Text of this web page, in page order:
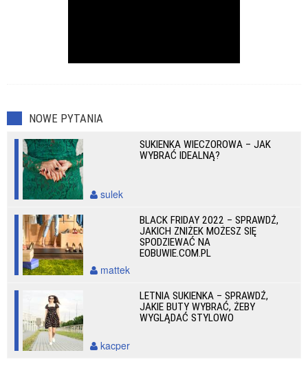
NOWE PYTANIA
SUKIENKA WIECZOROWA – JAK
WYBRAĆ IDEALNĄ?
sulek
BLACK FRIDAY 2022 – SPRAWDŹ,
JAKICH ZNIŻEK MOŻESZ SIĘ
SPODZIEWAĆ NA
EOBUWIE.COM.PL
mattek
LETNIA SUKIENKA – SPRAWDŹ,
JAKIE BUTY WYBRAĆ, ŻEBY
WYGLĄDAĆ STYLOWO
kacper